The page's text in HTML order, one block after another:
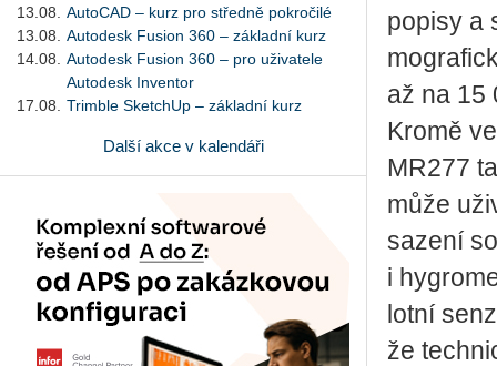
13.08.
AutoCAD – kurz pro středně pokročilé
13.08.
Autodesk Fusion 360 – základní kurz
14.08.
Autodesk Fusion 360 – pro uživatele
Autodesk Inventor
17.08.
Trimble SketchUp – základní kurz
Další akce v kalendáři
po­pi­sy a
až na 15
Kromě
MR277
může
sa­ze­ní
i
lot­ní
že